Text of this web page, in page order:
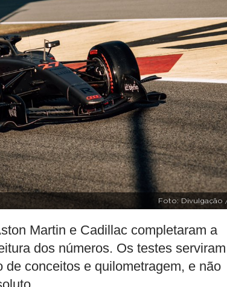
Foto: Divulgação
Martin e Cadillac completaram a
dos números. Os testes serviram
conceitos e quilometragem, e não